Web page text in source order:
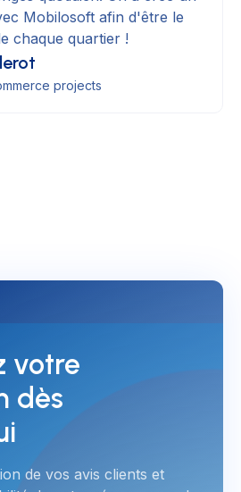
Mobilosoft afin d'être le
chaque quartier !
projects
votre
dès
de vos avis clients et